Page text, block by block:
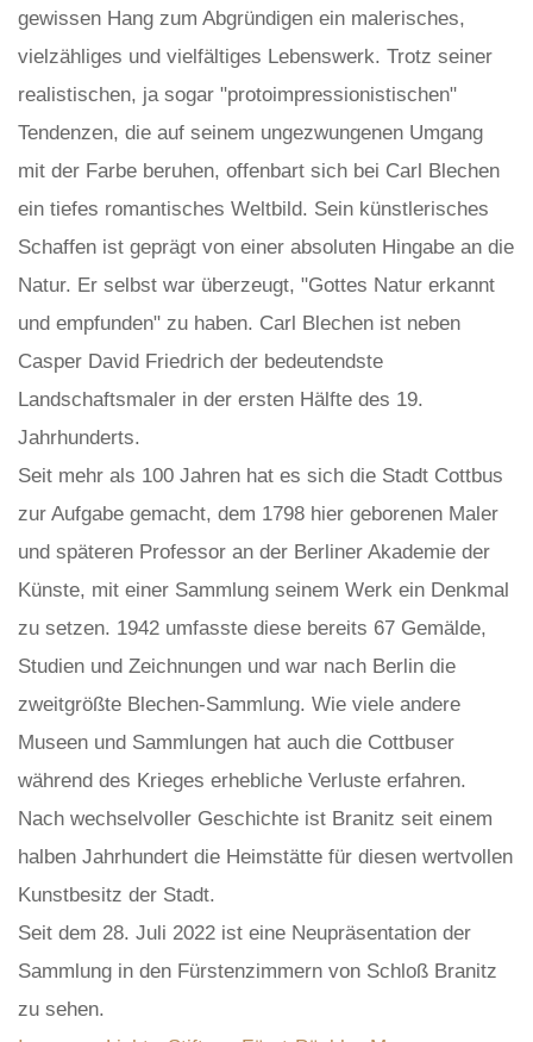
gewissen Hang zum Abgründigen ein malerisches,
vielzähliges und vielfältiges Lebenswerk. Trotz seiner
realistischen, ja sogar "protoimpressionistischen"
Tendenzen, die auf seinem ungezwungenen Umgang
mit der Farbe beruhen, offenbart sich bei Carl Blechen
ein tiefes romantisches Weltbild. Sein künstlerisches
Schaffen ist geprägt von einer absoluten Hingabe an die
Natur. Er selbst war überzeugt, "Gottes Natur erkannt
und empfunden" zu haben. Carl Blechen ist neben
Casper David Friedrich der bedeutendste
Landschaftsmaler in der ersten Hälfte des 19.
Jahrhunderts.
Seit mehr als 100 Jahren hat es sich die Stadt Cottbus
zur Aufgabe gemacht, dem 1798 hier geborenen Maler
und späteren Professor an der Berliner Akademie der
Künste, mit einer Sammlung seinem Werk ein Denkmal
zu setzen. 1942 umfasste diese bereits 67 Gemälde,
Studien und Zeichnungen und war nach Berlin die
zweitgrößte Blechen-Sammlung. Wie viele andere
Museen und Sammlungen hat auch die Cottbuser
während des Krieges erhebliche Verluste erfahren.
Nach wechselvoller Geschichte ist Branitz seit einem
halben Jahrhundert die Heimstätte für diesen wertvollen
Kunstbesitz der Stadt.
Seit dem 28. Juli 2022 ist eine Neupräsentation der
Sammlung in den Fürstenzimmern von Schloß Branitz
zu sehen.